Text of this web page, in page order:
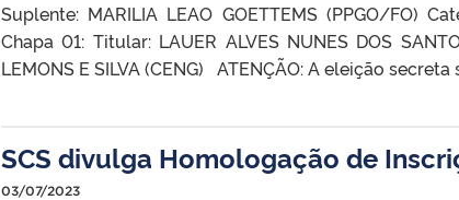
Suplente: MARILIA LEAO GOETTEMS (PPGO/FO)
Chapa 01: Titular: LAUER ALVES NUNES DOS
LEMONS E SILVA (CENG) ATENÇÃO: A eleição
SCS divulga Homologação de
03/07/2023